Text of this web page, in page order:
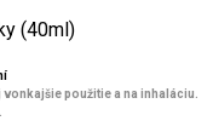
(40ml)
použitie a na inhaláciu.